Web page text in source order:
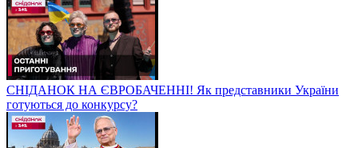
СНІДАНОК НА ЄВРОБАЧЕННІ! Як представники України
готуються до конкурсу?